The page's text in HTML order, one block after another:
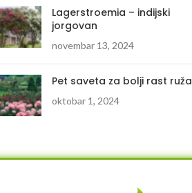
Lagerstroemia – indijski
jorgovan
novembar 13, 2024
Pet saveta za bolji rast ruža
oktobar 1, 2024